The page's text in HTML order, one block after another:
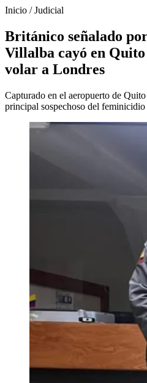
Inicio /Judicial
Británico señalado
Villalba cayó en Quito
volar a Londres
Capturado en el aeropuerto de
principal sospechoso del